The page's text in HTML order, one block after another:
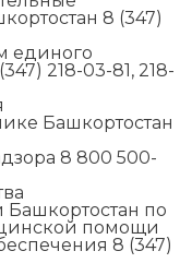
8 (347)
единого
218-03-81, 218-
Башкортостан
8 800 500-
по
помощи
8 (347)